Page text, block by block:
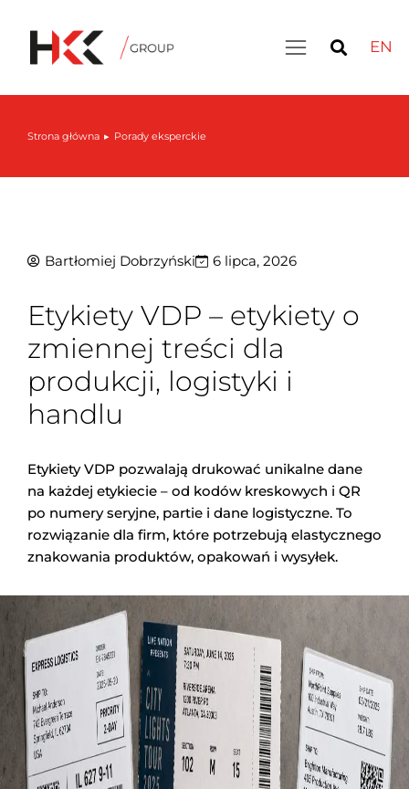
EN
Jesteś tutaj:
Strona główna Porady eksperckie
Bartłomiej Dobrzyński 6 lipca, 2026
Etykiety VDP – etykiety o
zmiennej treści dla
produkcji, logistyki i
handlu
Etykiety VDP pozwalają drukować unikalne dane
na każdej etykiecie – od kodów kreskowych i QR
po numery seryjne, partie i dane logistyczne. To
rozwiązanie dla firm, które potrzebują elastycznego
znakowania produktów, opakowań i wysyłek.